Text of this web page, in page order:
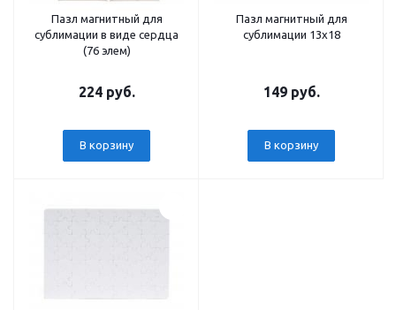
Пазл магнитный для
сублимации в виде сердца
(76 элем)
224 руб.
В корзину
Пазл магнитный для
сублимации 13х18
149 руб.
В корзину